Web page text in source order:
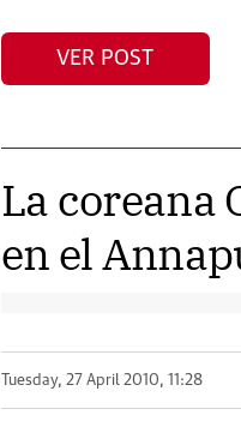
VER POST
La coreana
en el
Tuesday, 27 April 2010, 11:28